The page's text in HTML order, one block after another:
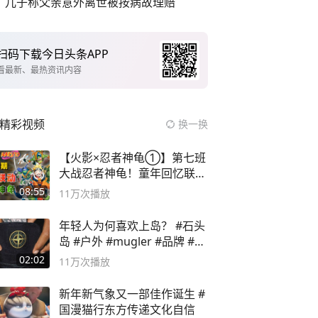
码下载今日头条APP
最新、最热资讯内容
精彩视频 换一换
08:55
【火影×忍者神龟①】第七班
大战忍者神龟！童年回忆联动
论武？
11万次播放
02:02
年轻人为何喜欢上岛？ #石头
岛 #户外 #mugler #品牌 #足
球流氓
11万次播放
新年新气象又一部佳作诞生 #
国漫猫行东方传递文化自信